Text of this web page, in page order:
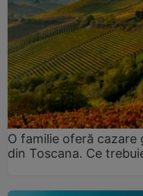
O familie oferă
din Toscana. Ce